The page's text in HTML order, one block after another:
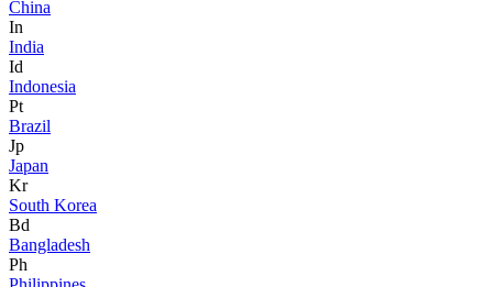
China
In
India
Id
Indonesia
Pt
Brazil
Jp
Japan
Kr
South Korea
Bd
Bangladesh
Ph